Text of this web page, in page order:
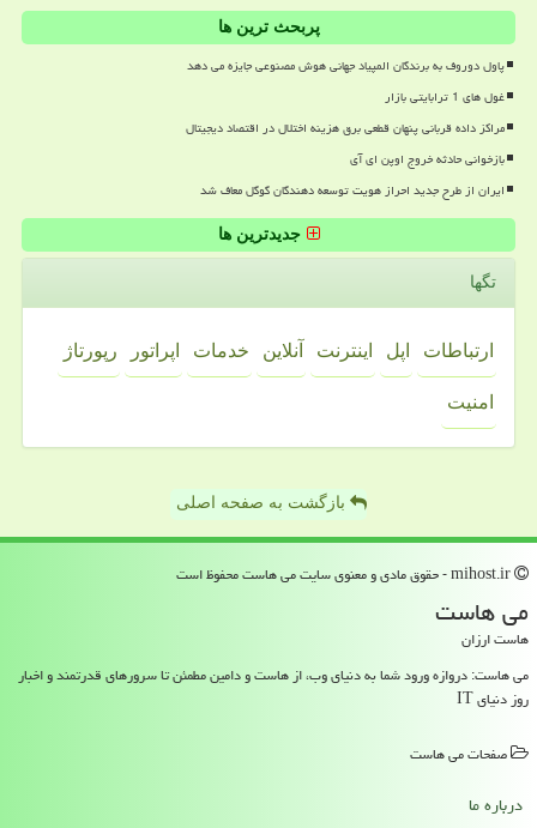
پربحث ترین ها
پاول دوروف به برندگان المپیاد جهانی هوش مصنوعی جایزه می دهد
غول های 1 ترابایتی بازار
مراکز داده قربانی پنهان قطعی برق هزینه اختلال در اقتصاد دیجیتال
بازخوانی حادثه خروج اوپن ای آی
ایران از طرح جدید احراز هویت توسعه دهندگان گوگل معاف شد
جدیدترین ها
تگها
ارتباطات اپل اینترنت آنلاین خدمات اپراتور رپورتاژ
امنیت
بازگشت به صفحه اصلی
می هاست
هاست ارزان
می هاست: دروازه ورود شما به دنیای وب، از هاست و دامین مطمئن تا سرورهای قدرتمند و اخبار
روز دنیای IT
صفحات می هاست
درباره ما